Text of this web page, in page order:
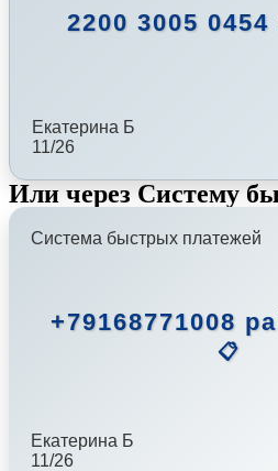
2200 3005 0454
Екатерина Б
11/26
Или через Систему
Система быстрых платежей
+79168771008
📋
Екатерина Б
11/26